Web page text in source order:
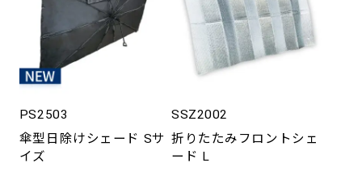
PS2503
傘型日除けシェード Sサ
イズ
SSZ2002
折りたたみフロントシェ
ード L